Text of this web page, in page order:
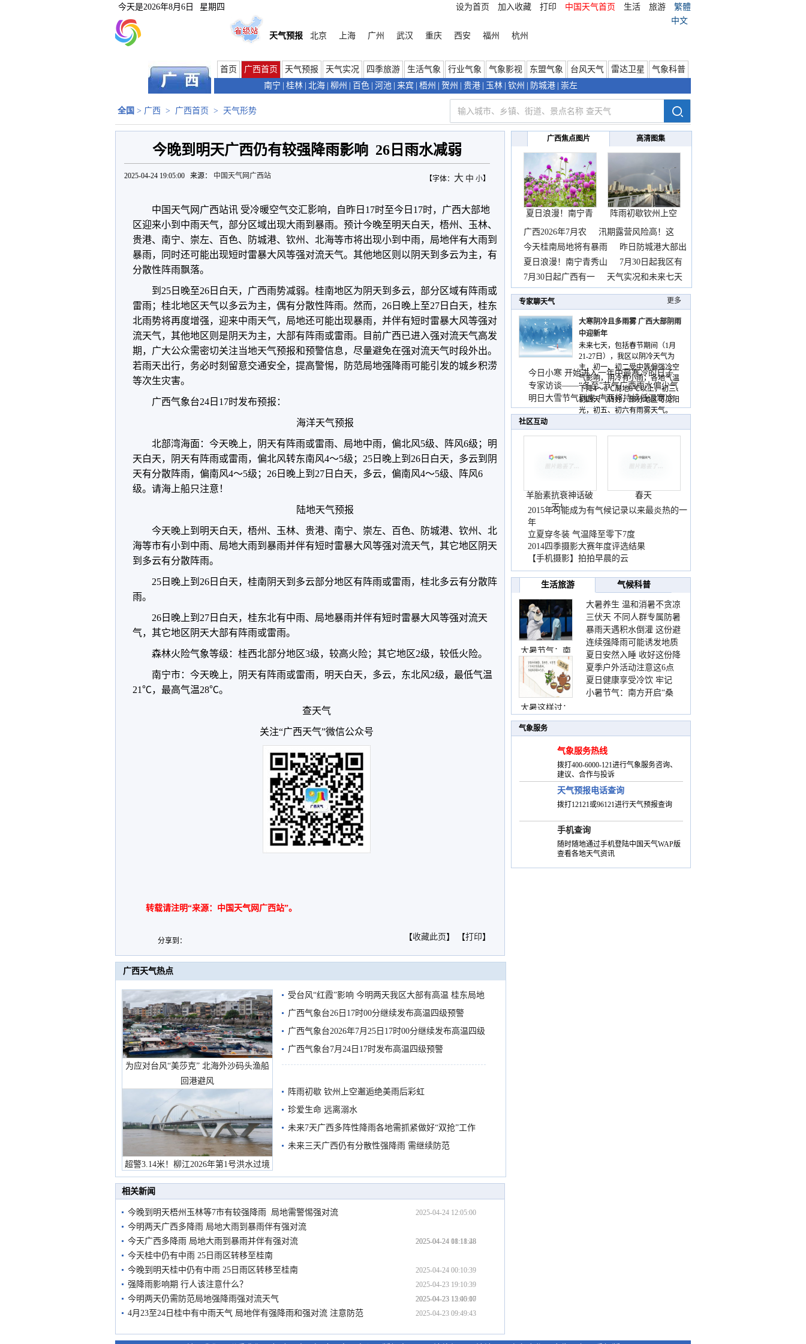
今天是2026年8月6日 星期四 设为首页 加入收藏 打印 中国天气首页 生活 旅游
繁體
中文
天气预报
北京 上海 广州 武汉 重庆 西安 福州 杭州
首页 广西首页 天气预报 天气实况 四季旅游 生活气象 行业气象 气象影视 东盟气象 台风天气 雷达卫星
气象科普
南宁
桂林 北海 柳州 百色 河池 来宾 梧州 贺州 贵港 玉林 钦州 防城港 崇左
全国 > 广西 > 广西首页 > 天气形势
今晚到明天广西仍有较强降雨影响 26日雨水减弱
【字体： 大 中 小】
2025-04-24 19:05:00 来源： 中国天气网广西站
中国天气网广西站讯 受冷暖空气交汇影响，自昨日17时至今日17时，广西大部地
区迎来小到中雨天气，部分区域出现大雨到暴雨。预计今晚至明天白天，梧州、玉林、
贵港、南宁、崇左、百色、防城港、钦州、北海等市将出现小到中雨，局地伴有大雨到
暴雨，同时还可能出现短时雷暴大风等强对流天气。其他地区则以阴天到多云为主，有
分散性阵雨飘落。
到25日晚至26日白天，广西雨势减弱。桂南地区为阴天到多云，部分区域有阵雨或
雷雨；桂北地区天气以多云为主，偶有分散性阵雨。然而，26日晚上至27日白天，桂东
北雨势将再度增强，迎来中雨天气，局地还可能出现暴雨，并伴有短时雷暴大风等强对
流天气，其他地区则是阴天为主，大部有阵雨或雷雨。目前广西已进入强对流天气高发
期，广大公众需密切关注当地天气预报和预警信息，尽量避免在强对流天气时段外出。
若雨天出行，务必时刻留意交通安全，提高警惕，防范局地强降雨可能引发的城乡积涝
等次生灾害。
广西气象台24日17时发布预报：
海洋天气预报
北部湾海面：今天晚上，阴天有阵雨或雷雨、局地中雨，偏北风5级、阵风6级；明
天白天，阴天有阵雨或雷雨，偏北风转东南风4～5级；25日晚上到26日白天，多云到阴
天有分散阵雨，偏南风4～5级；26日晚上到27日白天，多云，偏南风4～5级、阵风6
级。请海上船只注意！
陆地天气预报
今天晚上到明天白天，梧州、玉林、贵港、南宁、崇左、百色、防城港、钦州、北
海等市有小到中雨、局地大雨到暴雨并伴有短时雷暴大风等强对流天气，其它地区阴天
到多云有分散阵雨。
25日晚上到26日白天，桂南阴天到多云部分地区有阵雨或雷雨，桂北多云有分散阵
雨。
26日晚上到27日白天，桂东北有中雨、局地暴雨并伴有短时雷暴大风等强对流天
气，其它地区阴天大部有阵雨或雷雨。
森林火险气象等级：桂西北部分地区3级，较高火险；其它地区2级，较低火险。
南宁市：今天晚上，阴天有阵雨或雷雨，明天白天，多云，东北风2级，最低气温
21℃，最高气温28℃。
查天气
关注“广西天气”微信公众号
转载请注明“来源：中国天气网广西站”。
分享到： 【收藏此页 】 【打印】
广西天气热点
为应对台风“美莎克” 北海外沙码头渔船
回港避风
超警3.14米！柳江2026年第1号洪水过境
市民在堤岸见证汛况
受台风“红霞”影响 今明两天我区大部有高温 桂东局地
有较强降雨
广西气象台26日17时00分继续发布高温四级预警
广西气象台2026年7月25日17时00分继续发布高温四级
预警
广西气象台7月24日17时发布高温四级预警
阵雨初歇 钦州上空邂逅绝美雨后彩虹
珍爱生命 远离溺水
未来7天广西多阵性降雨各地需抓紧做好“双抢”工作
未来三天广西仍有分散性强降雨 需继续防范
相关新闻
今晚到明天梧州玉林等7市有较强降雨 局地需警惕强对流 2025-04-24 12:05:00
今明两天广西多降雨 局地大雨到暴雨伴有强对流
2025-04-24 11:11:48
今天广西多降雨 局地大雨到暴雨并伴有强对流 2025-04-24 08:18:28
今天桂中仍有中雨 25日雨区转移至桂南
2025-04-24 00:10:39
今晚到明天桂中仍有中雨 25日雨区转移至桂南
2025-04-23 19:10:39
强降雨影响期 行人该注意什么？
2025-04-23 15:45:17
今明两天仍需防范局地强降雨强对流天气 2025-04-23 12:00:00
4月23至24日桂中有中雨天气 局地伴有强降雨和强对流 注意防范 2025-04-23 09:49:43
广西焦点图片 高清图集
夏日浪漫！南宁青
秀山
阵雨初歇钦州上空
邂逅
广西2026年7月农
汛期露营风险高！这
份
今天桂南局地将有暴雨
昨日防城港大部出
现暴
夏日浪漫！南宁青秀山
7月30日起我区有
持
7月30日起广西有一
天气实况和未来七天
天
专家聊天气 更多
大寒阴冷且多雨雾 广西大部阴雨
中迎新年
未来七天，包括春节期间（1月
21-27日），我区以阴冷天气为
主，初一、初二受中等偏强冷空
气影响，阴冷有小雨，各地气温
下降4～6℃局地8℃以上，初三、
初四天气转好，部分地区可见阳
光，初五、初六有雨雾天气。
今日小寒 开始进入一年中最寒冷的日子
专家访谈——“冬至”节气广西雨水偏少气
温低
明日大雪节气到来 广西将持续低温寒冷
天气
社区互动
羊胎素抗衰神话破
灭！
春天
2015年可能成为有气候记录以来最炎热的一
年
立夏穿冬装 气温降至零下7度
2014四季摄影大赛年度评选结果
【手机摄影】拍拍早晨的云
生活旅游 气候科普
大暑节气：南
大暑这样过：
大暑养生 温和消暑不贪凉
三伏天 不同人群专属防暑
要点请收好
暴雨天遇积水倒灌 这份避
险提示请收好
连续强降雨可能诱发地质
灾害 这些前兆要知道
夏日安然入睡 收好这份降
温小贴士
夏季户外活动注意这6点
防暑健身两不误
夏日健康享受冷饮 牢记
“两注意一控制”
小暑节气：南方开启“桑
季
气象服务
气象服务热线
拨打400-6000-121进行气象服务咨询、
建议、合作与投诉
天气预报电话查询
拨打12121或96121进行天气预报查询
手机查询
随时随地通过手机登陆中国天气WAP版
查看各地天气资讯